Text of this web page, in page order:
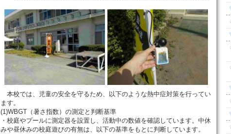
本校では、児童の安全を守るため、以下のような熱中症対策を行ってい
ます。
(1)WBGT（暑さ指数）の測定と判断基準
・校庭やプールに測定器を設置し、活動中の数値を確認しています。中休
みや昼休みの校庭遊びの有無は、以下の基準をもとに判断しています。